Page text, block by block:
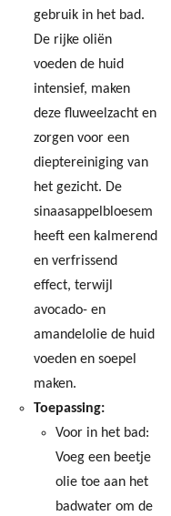
gebruik in het bad.
De rijke oliën
voeden de huid
intensief, maken
deze fluweelzacht en
zorgen voor een
dieptereiniging van
het gezicht. De
sinaasappelbloesem
heeft een kalmerend
en verfrissend
effect, terwijl
avocado- en
amandelolie de huid
voeden en soepel
maken.
Toepassing:
Voor in het bad:
Voeg een beetje
olie toe aan het
badwater om de